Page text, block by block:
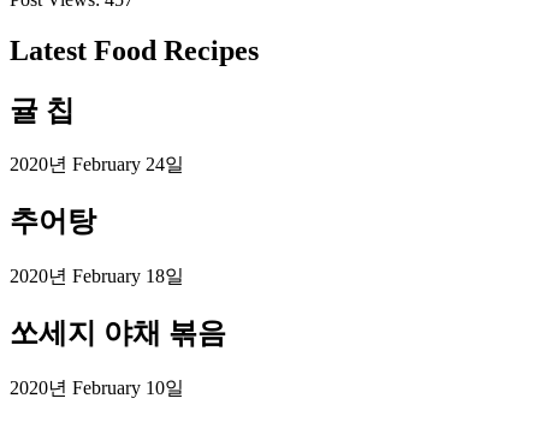
Latest Food Recipes
귤 칩
2020년 February 24일
추어탕
2020년 February 18일
쏘세지 야채 볶음
2020년 February 10일